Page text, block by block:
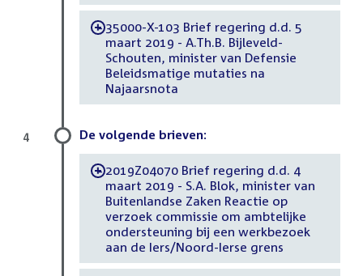
-35000-X-103 Brief regering d.d. 5
maart 2019 - A.Th.B. Bijleveld-
Schouten, minister van Defensie
Beleidsmatige mutaties na
Najaarsnota
De volgende brieven:
-2019Z04070 Brief regering d.d. 4
maart 2019 - S.A. Blok, minister van
Buitenlandse Zaken Reactie op
verzoek commissie om ambtelijke
ondersteuning bij een werkbezoek
aan de Iers/Noord-Ierse grens
4